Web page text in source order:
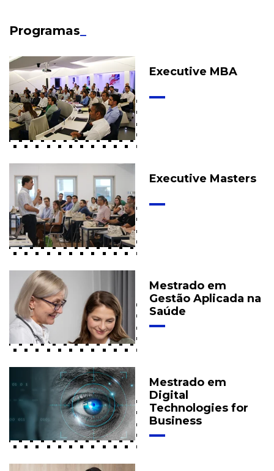
Programas
Executive MBA
Executive Masters
Mestrado em
Gestão Aplicada na
Saúde
Mestrado em
Digital
Technologies for
Business